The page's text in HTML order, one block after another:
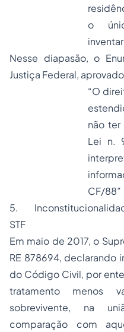
o
Nesse diapasão, o
Justiça Federal,
“O
não ter
Lei n.
CF/88”
5.
STF
Em maio de 2017, o
RE 878694, declarando
do Código Civil, por
tratamento menos
sobrevivente, na
comparação com